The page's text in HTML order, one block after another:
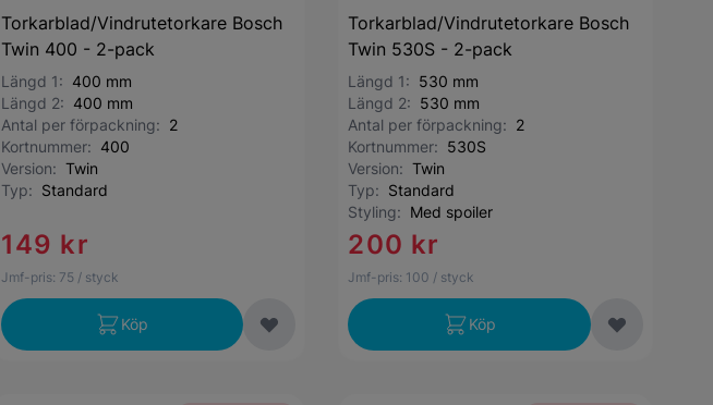
Torkarblad/Vindrutetorkare Bosch
Twin 400 - 2-pack
Längd 1: 400 mm
Längd 2: 400 mm
Antal per förpackning: 2
Kortnummer: 400
Version: Twin
Typ: Standard
149 kr
Jmf-pris: 75 / styck
Köp
Torkarblad/Vindrutetorkare Bosch
Twin 530S - 2-pack
Längd 1: 530 mm
Längd 2: 530 mm
Antal per förpackning: 2
Kortnummer: 530S
Version:Twin
Typ: Standard
Styling: Med spoiler
200 kr
Jmf-pris: 100 / styck
Köp